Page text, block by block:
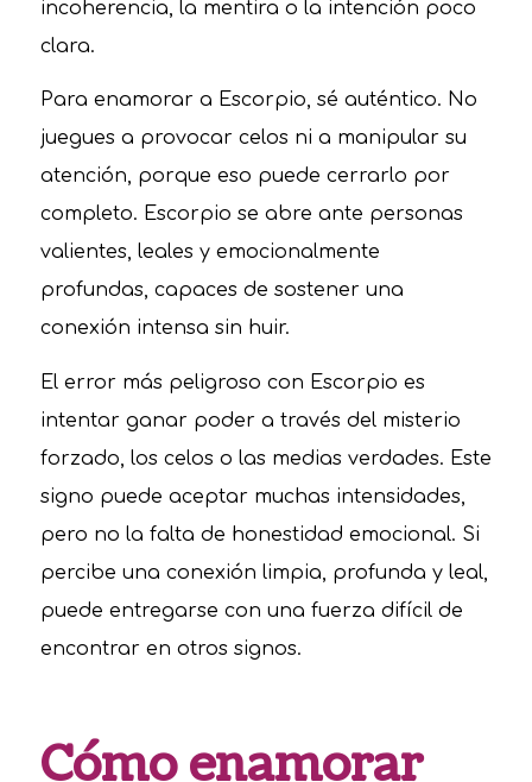
incoherencia, la mentira o la intención poco
clara.
Para enamorar a Escorpio, sé auténtico. No
juegues a provocar celos ni a manipular su
atención, porque eso puede cerrarlo por
completo. Escorpio se abre ante personas
valientes, leales y emocionalmente
profundas, capaces de sostener una
conexión intensa sin huir.
El error más peligroso con Escorpio es
intentar ganar poder a través del misterio
forzado, los celos o las medias verdades. Este
signo puede aceptar muchas intensidades,
pero no la falta de honestidad emocional. Si
percibe una conexión limpia, profunda y leal,
puede entregarse con una fuerza difícil de
encontrar en otros signos.
Cómo enamorar